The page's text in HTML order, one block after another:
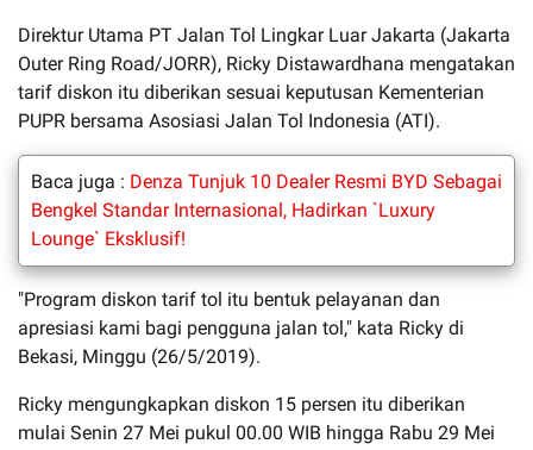
Direktur Utama PT Jalan Tol Lingkar Luar Jakarta (Jakarta
Outer Ring Road/JORR), Ricky Distawardhana mengatakan
tarif diskon itu diberikan sesuai keputusan Kementerian
PUPR bersama Asosiasi Jalan Tol Indonesia (ATI).
Baca juga : Denza Tunjuk 10 Dealer Resmi BYD Sebagai
Bengkel Standar Internasional, Hadirkan `Luxury
Lounge` Eksklusif!
"Program diskon tarif tol itu bentuk pelayanan dan
apresiasi kami bagi pengguna jalan tol," kata Ricky di
Bekasi, Minggu (26/5/2019).
Ricky mengungkapkan diskon 15 persen itu diberikan
mulai Senin 27 Mei pukul 00.00 WIB hingga Rabu 29 Mei